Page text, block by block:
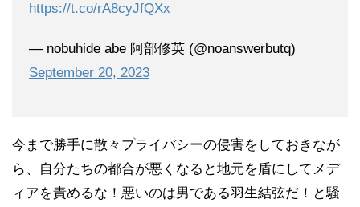
https://t.co/rA8cyJfQXx
— nobuhide abe 阿部修英 (@noanswerbutq)
September 20, 2023
今まで勝手に散々プライバシーの侵害をしておきなが
ら、自分たちの都合が悪くなると地元を盾にしてメデ
ィアを責めるな！悪いのは男である羽生結弦だ！と騒